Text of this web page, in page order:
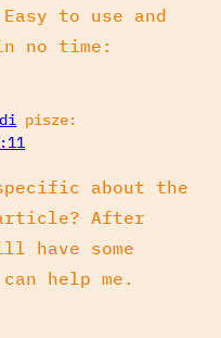
to use and
no time:
pisze:
about the
After
some
help me.